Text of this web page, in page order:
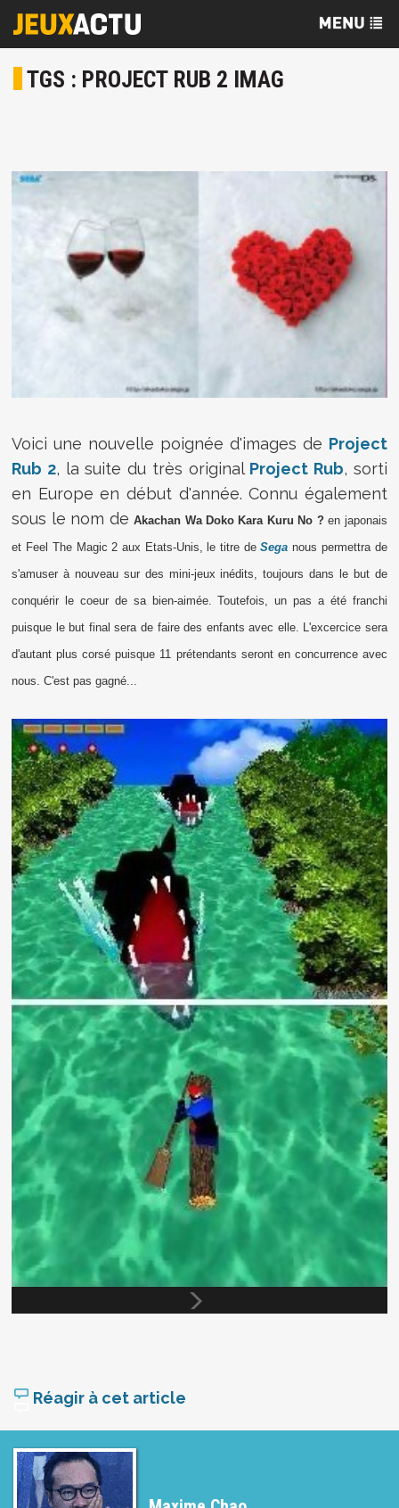
TGS : PROJECT RUB 2 IMAG
Voici une nouvelle poignée d'images de Project
Rub 2, la suite du très original Project Rub, sorti
en Europe en début d'année. Connu également
sous le nom deAkachan Wa Doko Kara Kuru No ?en japonais
et Feel The Magic 2 aux Etats-Unis, le titre deSega nous permettra de
s'amuser à nouveau sur des mini-jeux inédits, toujours dans le but de
conquérir le coeur de sa bien-aimée. Toutefois, un pas a été franchi
puisque le but final sera de faire des enfants avec elle. L'excercice sera
d'autant plus corsé puisque 11 prétendants seront en concurrence avec
nous. C'est pas gagné...
Réagir à cet article